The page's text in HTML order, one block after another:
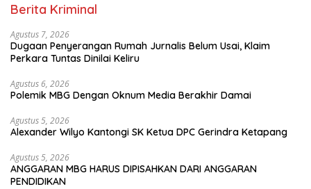
Berita Kriminal
Agustus 7, 2026
Dugaan Penyerangan Rumah Jurnalis Belum Usai, Klaim
Perkara Tuntas Dinilai Keliru
Agustus 6, 2026
Polemik MBG Dengan Oknum Media Berakhir Damai
Agustus 5, 2026
Alexander Wilyo Kantongi SK Ketua DPC Gerindra Ketapang
Agustus 5, 2026
ANGGARAN MBG HARUS DIPISAHKAN DARI ANGGARAN
PENDIDIKAN